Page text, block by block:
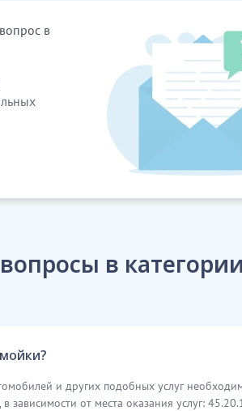
в
в категории
и других подобных услуг
от места оказания услуг: